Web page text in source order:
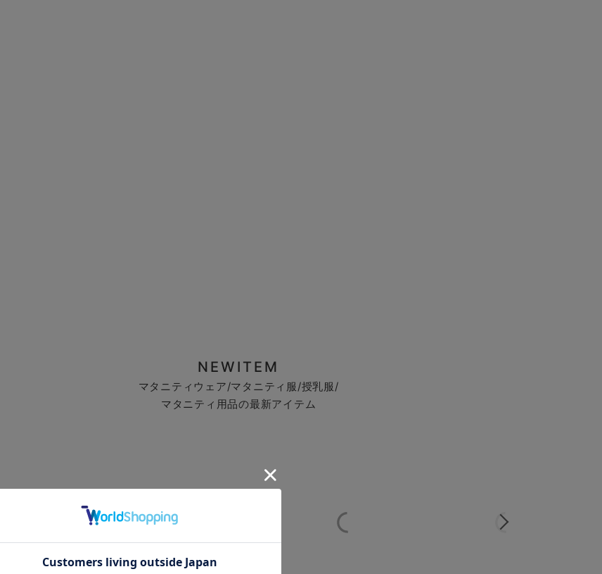
NEWITEM
マタニティウェア/マタニティ服/授乳服/
マタニティ用品の最新アイテム
お気に入り商品を確認する